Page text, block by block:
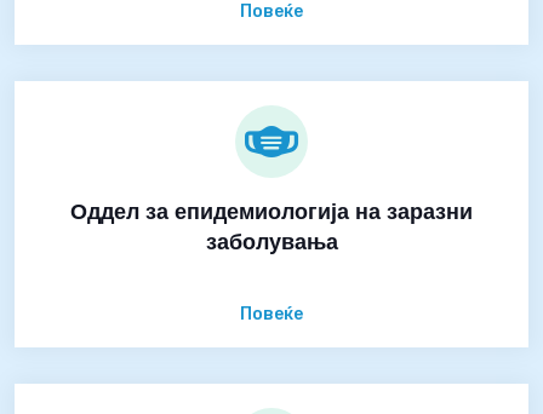
Повеќе
Оддел за епидемиологија на заразни
заболувања
Повеќе